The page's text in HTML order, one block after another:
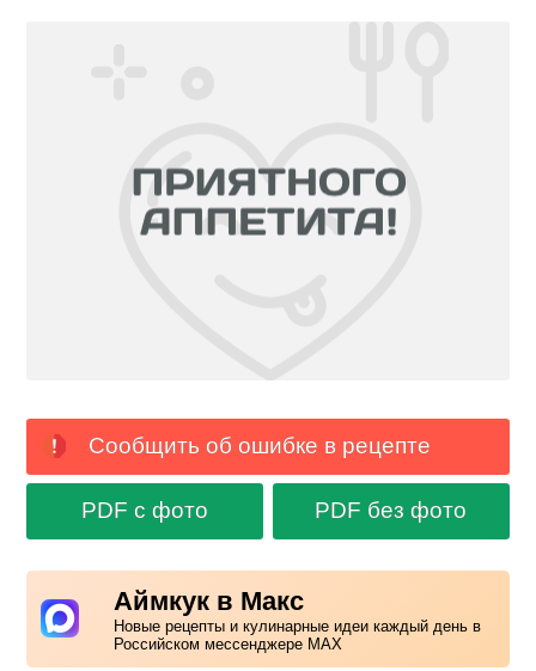
Сообщить об ошибке в рецепте
PDF с фото PDF без фото
Аймкук в Макс
Новые рецепты и кулинарные идеи каждый день в
Российском мессенджере MAX